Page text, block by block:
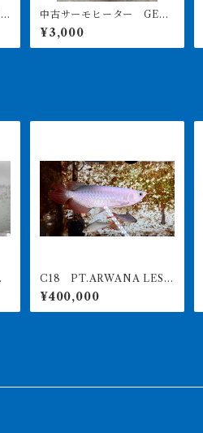
中古サーモヒーター GEX
サーモ&300Wヒーターセッ
ト 引き取り限定
¥3,000
C18 PT.ARWANA LEST
ARI 最高峰紅龍 アブソリ
ュートレッド 19㎝前後 2
60-005145
¥400,000